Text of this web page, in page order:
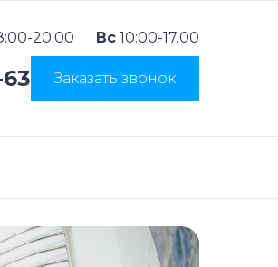
20:00 Вс 10:00-17.00
Заказать звонок